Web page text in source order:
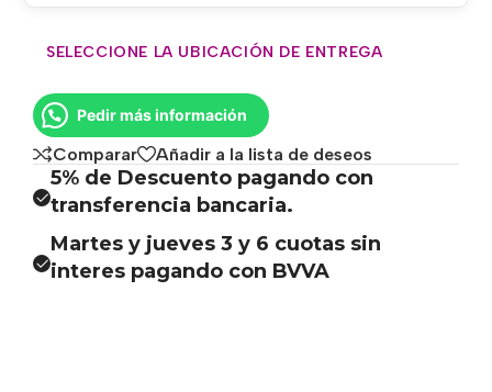
SELECCIONE LA UBICACIÓN DE ENTREGA
Pedir más información
Comparar Añadir a la lista de deseos
5% de Descuento pagando con
transferencia bancaria.
Martes y jueves 3 y 6 cuotas sin
interes pagando con BVVA